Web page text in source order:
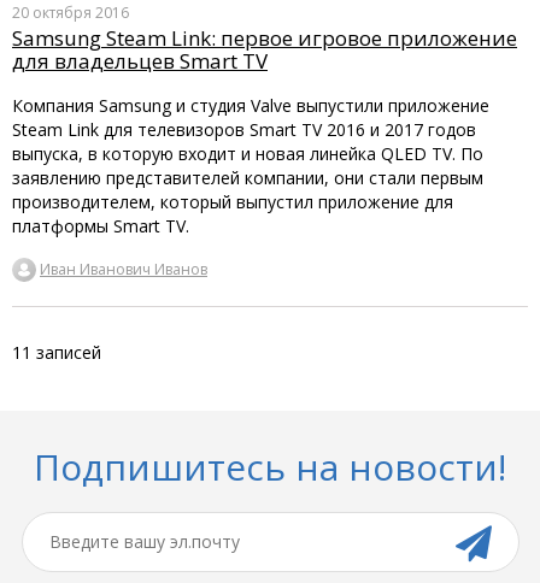
20 октября 2016
Samsung Steam Link: первое игровое приложение
для владельцев Smart TV
Компания Samsung и студия Valve выпустили приложение
Steam Link для телевизоров Smart TV 2016 и 2017 годов
выпуска, в которую входит и новая линейка QLED TV. По
заявлению представителей компании, они стали первым
производителем, который выпустил приложение для
платформы Smart TV.
Иван Иванович Иванов
11 записей
Подпишитесь на новости!